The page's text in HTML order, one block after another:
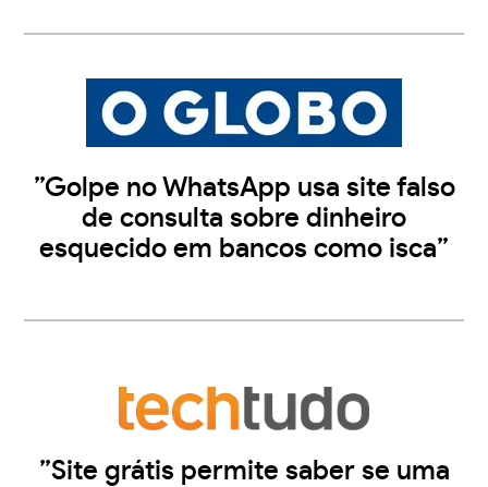
”Golpe no WhatsApp usa site falso
de consulta sobre dinheiro
esquecido em bancos como isca”
”Site grátis permite saber se uma